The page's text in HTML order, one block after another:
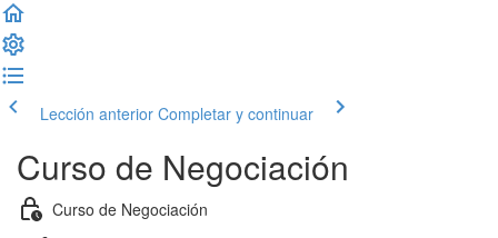
Lección anterior Completar y continuar
Curso de Negociación
Curso de Negociación